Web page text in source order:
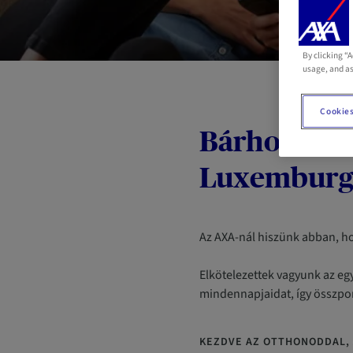
Bárhonnan
Az AXA-nál hiszünk abban,
Elkötelezettek vagyunk az
mindennapjaidat, így
KEZDVE AZ
By clicking
usage, and